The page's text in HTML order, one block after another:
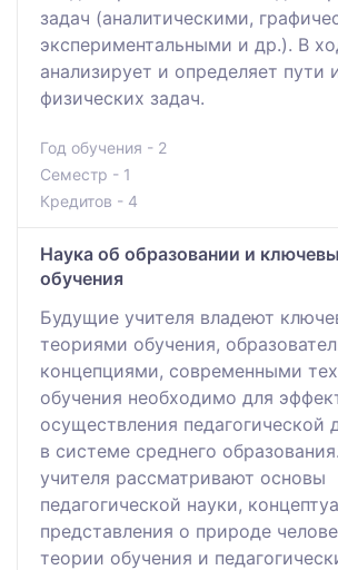
задач (аналитическими,
экспериментальными и др.). В
анализирует и определяет пути
физических задач.
Год обучения - 2
Семестр - 1
Кредитов - 4
Наука об образовании и
обучения
Будущие учителя владеют
теориями обучения,
концепциями, современными
обучения необходимо для
осуществления педагогической
в системе среднего
учителя рассматривают основы
педагогической науки,
представления о природе
теории обучения и